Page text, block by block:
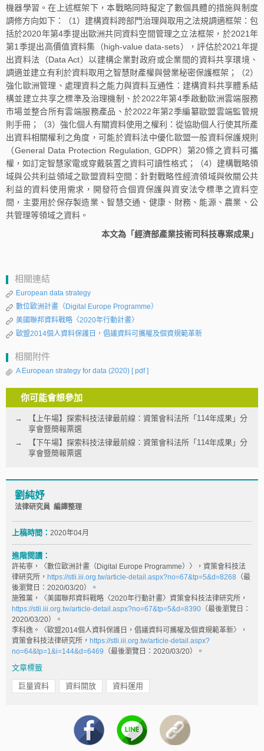
機器學習。在上述框架下，本戰略同時擬定了數個具體的措施與制度
調修方向如下：（1）建構資料跨部門治理與取用之法規調適框架：包
括於2020年第4季提出歐洲共同資料空間管理之立法框架，於2021年
第1季提出高價值資料集（high-value data-sets），評估於2021年提
出資料法（Data Act）以建構企業對政府或企業間的資料共享環境、
調適並建立有利於資料取用之智慧財產權與營業秘密保護框架；（2）
強化歐洲管理、處理資料之能力與資料互通性：建構資料共享體系結
構並建立共享之標準及治理機制、於2022年第4季啟動歐洲雲端服務
市場並整合所有雲端服務產品、於2022年第2季編纂歐盟雲端監管規
則手冊；（3）強化個人有關資料使用之權利：從協助個人行使其所產
出資料相關權利之角度，可能於資料法中優化歐盟一般資料保護規則
（General Data Protection Regulation, GDPR）第20條之資料可攜
權，如訂定智慧家電或穿戴裝置之資料可讀性格式；（4）建構戰略領
域與公共利益領域之歐盟資料空間：針對戰略性經濟領域與攸關公共
利益的資料使用需求，開發符合個資保護與資安法令標準之資料空
間，主要用於保存製造業、智慧交通、健康、財務、能源、農業、公
共管理等領域之資料。
本文為「經濟部產業技術司科技專案成果」
相關連結
European data strategy
數位歐洲計畫（Digital Europe Programme）
美國聯邦資料戰略〈2020年行動計畫〉
歐盟2014個人資料保護日，倡議資料可攜權及個資規範革新
相關附件
A European strategy for data (2020) [ pdf ]
你可能會想參加
【上午場】探索科技法律最前線：資策會科法所「114年成果」分
享會暨簡報票選
【下午場】探索科技法律最前線：資策會科法所「114年成果」分
享會暨簡報票選
劉純妤
法律研究員 編譯整理
上稿時間： 2020年04月
進階閱讀：
許祐寧，〈數位歐洲計畫（Digital Europe Programme）〉，資策會科技法
律研究所， https://stli.iii.org.tw/article-detail.aspx?no=67&tp=5&d=8268 （最
後瀏覽日：2020/03/20）。
施雅薰，〈美國聯邦資料戰略〈2020年行動計畫〉資策會科技法律研究所，
https://stli.iii.org.tw/article-detail.aspx?no=67&tp=5&d=8390 （最後瀏覽日：
2020/03/20）。
李科逸。〈歐盟2014個人資料保護日，倡議資料可攜權及個資規範革新〉，
資策會科技法律研究所， https://stli.iii.org.tw/article-detail.aspx?
no=64&tp=1&i=144&d=6469 （最後瀏覽日：2020/03/20）。
文章標籤
巨量資料 資料開放 資料運用